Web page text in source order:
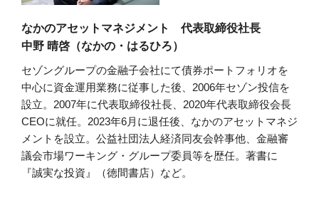
なかのアセットマネジメント 代表取締役社長
中野 晴啓（なかの・はるひろ）
セゾングループの金融子会社にて債券ポートフォリオを
中心に資金運用業務に従事した後、2006年セゾン投信を
設立。2007年に代表取締役社長、2020年代表取締役会長
CEOに就任。2023年6月に退任後、なかのアセットマネジ
メントを設立。公益社団法人経済同友会幹事他、金融審
議会市場ワーキング・グループ委員等を歴任。著書に
『誠実な投資』（徳間書店）など。